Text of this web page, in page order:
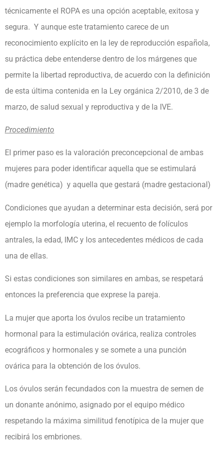
técnicamente el ROPA es una opción aceptable, exitosa y
segura. Y aunque este tratamiento carece de un
reconocimiento explícito en la ley de reproducción española,
su práctica debe entenderse dentro de los márgenes que
permite la libertad reproductiva, de acuerdo con la definición
de esta última contenida en la Ley orgánica 2/2010, de 3 de
marzo, de salud sexual y reproductiva y de la IVE.
Procedimiento
El primer paso es la valoración preconcepcional de ambas
mujeres para poder identificar aquella que se estimulará
(madre genética) y aquella que gestará (madre gestacional)
Condiciones que ayudan a determinar esta decisión, será por
ejemplo la morfología uterina, el recuento de folículos
antrales, la edad, IMC y los antecedentes médicos de cada
una de ellas.
Si estas condiciones son similares en ambas, se respetará
entonces la preferencia que exprese la pareja.
La mujer que aporta los óvulos recibe un tratamiento
hormonal para la estimulación ovárica, realiza controles
ecográficos y hormonales y se somete a una punción
ovárica para la obtención de los óvulos.
Los óvulos serán fecundados con la muestra de semen de
un donante anónimo, asignado por el equipo médico
respetando la máxima similitud fenotípica de la mujer que
recibirá los embriones.